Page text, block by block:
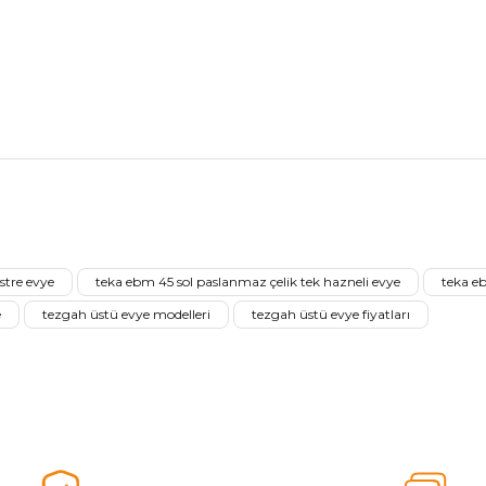
Ürünü Değerlendir
evye teka ebm 45 sol paslanmaz çelik tek hazneli evye teka
tezgah üstü evye modelleri tezgah üstü evye fiyatları